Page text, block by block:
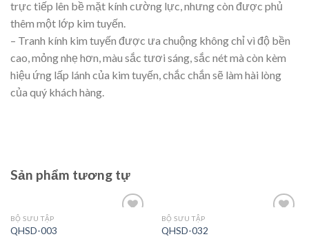
trực tiếp lên bề mặt kính cường lực, nhưng còn được phủ
thêm một lớp kim tuyến.
– Tranh kính kim tuyến được ưa chuộng không chỉ vì độ bền
cao, mỏng nhẹ hơn, màu sắc tươi sáng, sắc nét mà còn kèm
hiệu ứng lấp lánh của kim tuyến, chắc chắn sẽ làm hài lòng
của quý khách hàng.
Sản phẩm tương tự
BỘ SƯU TẬP
QHSD-003
BỘ SƯU TẬP
QHSD-032